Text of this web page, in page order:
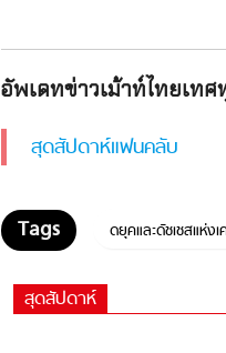
อัพเดทข่าวเม้าท์ไทยเท
สุดสัปดาห์แฟนคลับ
ดยุคและดัชเชสแห่ง
สุดสัปดาห์